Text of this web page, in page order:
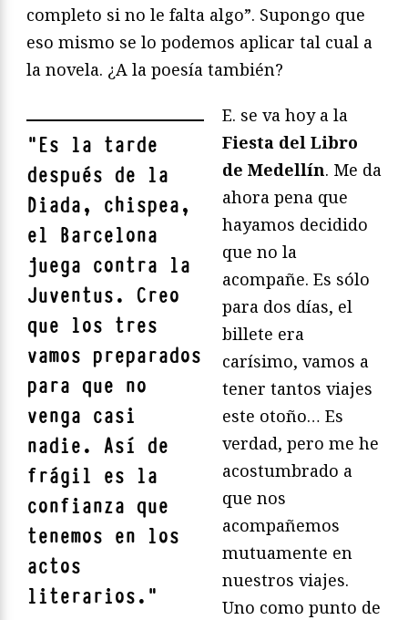
completo si no le falta algo”. Supongo que
eso mismo se lo podemos aplicar tal cual a
la novela. ¿A la poesía también?
"Es la tarde
después de la
Diada, chispea,
el Barcelona
juega contra la
Juventus. Creo
que los tres
vamos preparados
para que no
venga casi
nadie. Así de
frágil es la
confianza que
tenemos en los
actos
literarios. "
E. se va hoy a la
Fiesta del Libro
de Medellín. Me da
ahora pena que
hayamos decidido
que no la
acompañe. Es sólo
para dos días, el
billete era
carísimo, vamos a
tener tantos viajes
este otoño… Es
verdad, pero me he
acostumbrado a
que nos
acompañemos
mutuamente en
nuestros viajes.
Uno como punto de